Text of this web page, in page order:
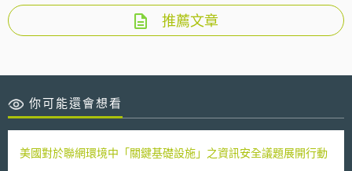
推薦文章
你可能還會想看
美國對於聯網環境中「關鍵基礎設施」之資訊安全議題展開行動